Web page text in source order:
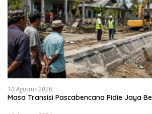
10 Agustus 2026
Masa Transisi Pascabencana Pidie Jaya